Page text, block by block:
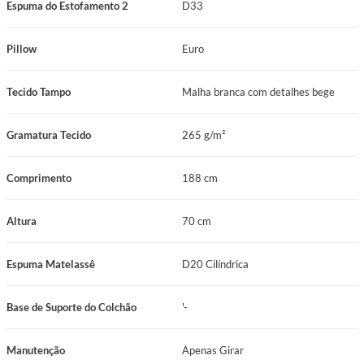
Conjunto box completo para facilitar a composição do ambiente e a
Ficha Técnica
Nome do Produto: Conjunto Box Solteiro Mola Mira-Coil Prodormir Max
Marca: Prodormir
Linha/Coleção: Hotelaria Prodormir
Dimensões: 88x188x70cm
Sistema de Molejo: Mira-Coil
Espuma do Estofamento 2 D33
Pillow Euro
Tecido Tampo Malha branca com detalhes bege
Gramatura Tecido 265 g/m²
Comprimento 188 cm
Altura 70 cm
Espuma Matelassê D20 Cilíndrica
Base de Suporte do Colchão '-
Manutenção Apenas Girar